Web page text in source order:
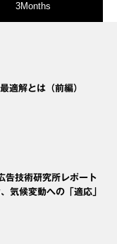
3Months
適解とは（前編）
技術研究所レポート
気候変動への「適応」